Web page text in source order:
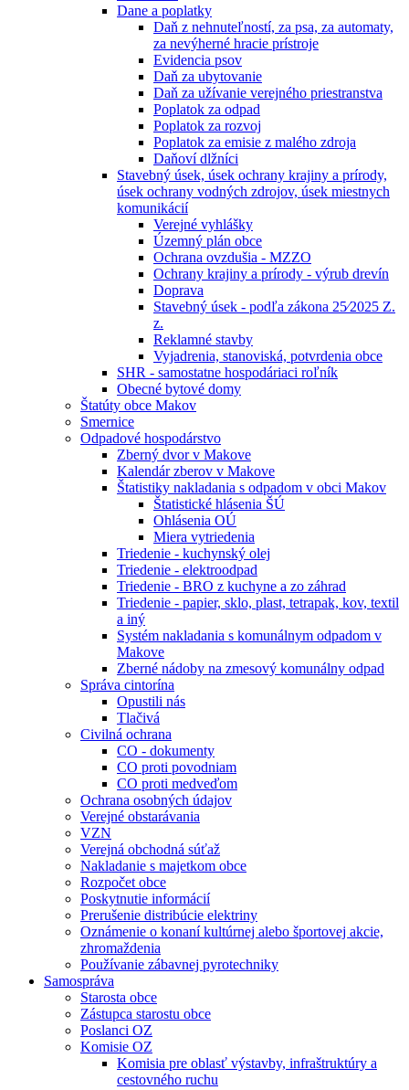
Dane a poplatky
Daň z nehnuteľností, za psa, za automaty,
za nevýherné hracie prístroje
Evidencia psov
Daň za ubytovanie
Daň za užívanie verejného priestranstva
Poplatok za odpad
Poplatok za rozvoj
Poplatok za emisie z malého zdroja
Daňoví dlžníci
Stavebný úsek, úsek ochrany krajiny a prírody,
úsek ochrany vodných zdrojov, úsek miestnych
komunikácií
Verejné vyhlášky
Územný plán obce
Ochrana ovzdušia - MZZO
Ochrany krajiny a prírody - výrub drevín
Doprava
Stavebný úsek - podľa zákona 25⁄2025 Z.
z.
Reklamné stavby
Vyjadrenia, stanoviská, potvrdenia obce
SHR - samostatne hospodáriaci roľník
Obecné bytové domy
Štatúty obce Makov
Smernice
Odpadové hospodárstvo
Zberný dvor v Makove
Kalendár zberov v Makove
Štatistiky nakladania s odpadom v obci Makov
Štatistické hlásenia ŠÚ
Ohlásenia OÚ
Miera vytriedenia
Triedenie - kuchynský olej
Triedenie - elektroodpad
Triedenie - BRO z kuchyne a zo záhrad
Triedenie - papier, sklo, plast, tetrapak, kov, textil
a iný
Systém nakladania s komunálnym odpadom v
Makove
Zberné nádoby na zmesový komunálny odpad
Správa cintorína
Opustili nás
Tlačivá
Civilná ochrana
CO - dokumenty
CO proti povodniam
CO proti medveďom
Ochrana osobných údajov
Verejné obstarávania
VZN
Verejná obchodná súťaž
Nakladanie s majetkom obce
Rozpočet obce
Poskytnutie informácií
Prerušenie distribúcie elektriny
Oznámenie o konaní kultúrnej alebo športovej akcie,
zhromaždenia
Používanie zábavnej pyrotechniky
Samospráva
Starosta obce
Zástupca starostu obce
Poslanci OZ
Komisie OZ
Komisia pre oblasť výstavby, infraštruktúry a
cestovného ruchu